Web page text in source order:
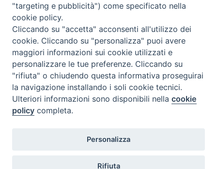
DOVE SIAMO
Via Duomo, 107
74123 Taranto (TA)
SEGUICI SU
"targeting e pubblicità") come specificato nella
cookie policy.
Cliccando su "accetta" acconsenti all'utilizzo dei
cookie. Cliccando su "personalizza" puoi avere
maggiori informazioni sui cookie utilizzati e
personalizzare le tue preferenze. Cliccando su
"rifiuta" o chiudendo questa informativa proseguirai
la navigazione installando i soli cookie tecnici.
Ulteriori informazioni sono disponibili nellacookie
policy completa.
Personalizza
Rifiuta